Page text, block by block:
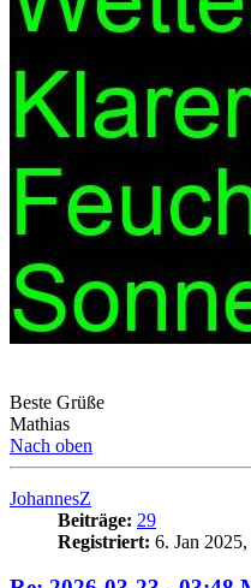
Beste Grüße
Mathias
Nach oben
JohannesZ
Beiträge: 29
Registriert: 6. Jan